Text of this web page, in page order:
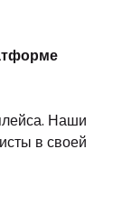
Наши
в своей